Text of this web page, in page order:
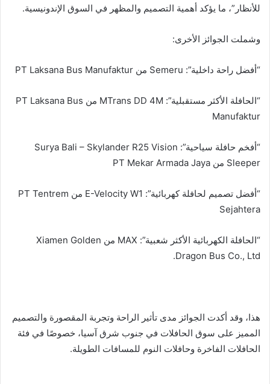
للأنظار”، ما يؤكد أهمية التصميم والمظهر في السوق الإندونيسية.
وشملت الجوائز الأخرى:
“أفضل راحة داخلية”: Semeru من PT Laksana Bus Manufaktur
“الحافلة الأكثر مستقبلية”: MTrans DD 4M من PT Laksana Bus
Manufaktur
“أفخم حافلة سياحية”: Surya Bali – Skylander R25 Vision
Sleeper من PT Mekar Armada Jaya
“أفضل تصميم لحافلة كهربائية”: E-Velocity W1 من PT Tentrem
Sejahtera
“الحافلة الكهربائية الأكثر شعبية”: MAX من Xiamen Golden
Dragon Bus Co., Ltd.
هذا، وقد أكدت الجوائز مدى تأثير الراحة وتجربة المقصورة والتصميم
المميز على سوق الحافلات في جنوب شرق آسيا، خصوصًا في فئة
الحافلات الفاخرة وحافلات النوم للمسافات الطويلة.